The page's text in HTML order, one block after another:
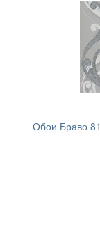
Обои Браво